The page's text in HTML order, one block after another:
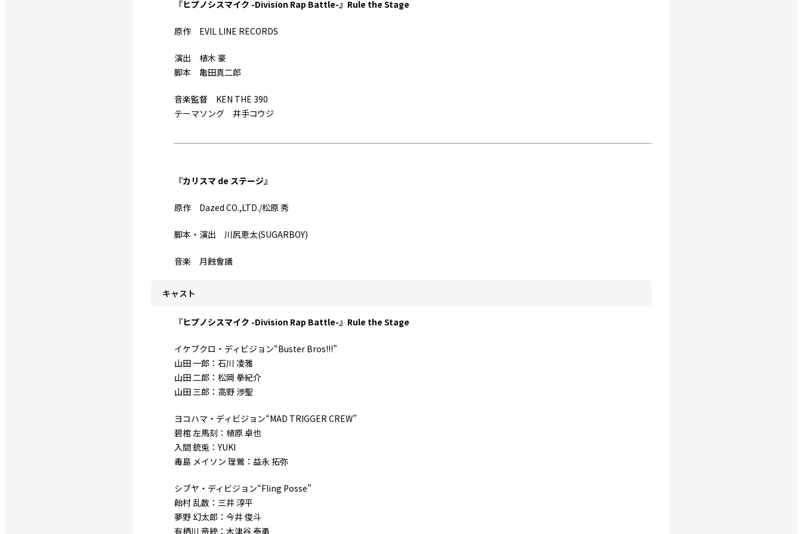
『ヒプノシスマイク -Division Rap Battle-』Rule the Stage
原作 EVIL LINE RECORDS
演出 植木 豪
脚本 亀田真二郎
音楽監督 KEN THE 390
テーマソング 井手コウジ
『カリスマ de ステージ』
原作 Dazed CO.,LTD./松原 秀
脚本・演出 川尻恵太(SUGARBOY)
音楽 月蝕會議
キャスト
『ヒプノシスマイク -Division Rap Battle-』Rule the Stage
イケブクロ・ディビジョン“Buster Bros!!!”
山田 一郎：石川 凌雅
山田 二郎：松岡 拳紀介
山田 三郎：高野 渉聖
ヨコハマ・ディビジョン“MAD TRIGGER CREW”
碧棺 左馬刻：植原 卓也
入間 銃兎：YUKI
毒島 メイソン 理鶯：益永 拓弥
シブヤ・ディビジョン“Fling Posse”
飴村 乱数：三井 淳平
夢野 幻太郎：今井 俊斗
有栖川 帝統：木津谷 泰勇